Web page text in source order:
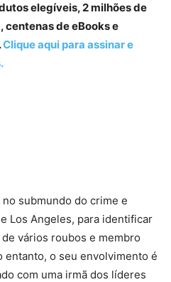
elegíveis, 2 milhões de
centenas de eBooks e
Clique aqui para assinar e
.
submundo do crime e
Los Angeles, para identificar
vários roubos e membro
entanto, o seu envolvimento é
com uma irmã dos líderes